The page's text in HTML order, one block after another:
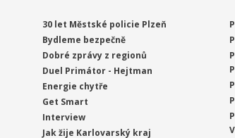
30 let Městské policie Plzeň
Bydleme bezpečně
Dobré zprávy z regionů
Duel Primátor - Hejtman
Energie chytře
Get Smart
Interview
Jak žije Karlovarský kraj